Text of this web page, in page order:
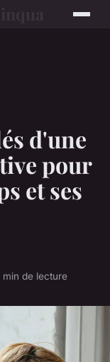
d'une
pour
et ses
min de lecture